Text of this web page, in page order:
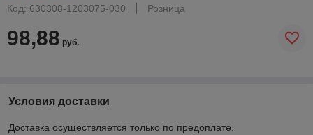
Код: 630308-1203075-030
Розница
98,88 руб.
Условия доставки
Доставка осуществляется только по предоплате.